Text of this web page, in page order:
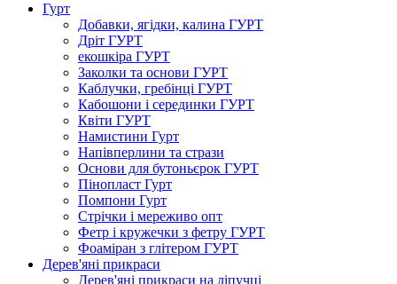
Гурт
Добавки, ягідки, калина ГУРТ
Дріт ГУРТ
екошкіра ГУРТ
Заколки та основи ГУРТ
Каблучки, гребінці ГУРТ
Кабошони і серединки ГУРТ
Квіти ГУРТ
Намистини Гурт
Напівперлини та стрази
Основи для бутоньєрок ГУРТ
Пінопласт Гурт
Помпони Гурт
Стрічки і мереживо опт
Фетр і кружечки з фетру ГУРТ
Фоаміран з глітером ГУРТ
Дерев'яні прикраси
Дерев'яні прикраси на ліпучці